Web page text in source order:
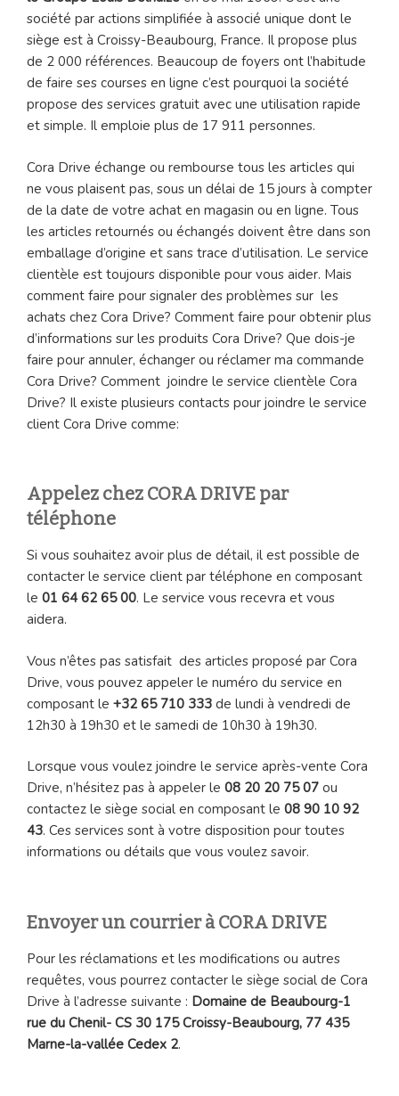
société par actions simplifiée à associé unique dont le
siège est à Croissy-Beaubourg, France. Il propose plus
de 2 000 références. Beaucoup de foyers ont l’habitude
de faire ses courses en ligne c’est pourquoi la société
propose des services gratuit avec une utilisation rapide
et simple. Il emploie plus de 17 911 personnes.
Cora Drive échange ou rembourse tous les articles qui
ne vous plaisent pas, sous un délai de 15 jours à compter
de la date de votre achat en magasin ou en ligne. Tous
les articles retournés ou échangés doivent être dans son
emballage d’origine et sans trace d’utilisation. Le service
clientèle est toujours disponible pour vous aider. Mais
comment faire pour signaler des problèmes sur les
achats chez Cora Drive? Comment faire pour obtenir plus
d’informations sur les produits Cora Drive? Que dois-je
faire pour annuler, échanger ou réclamer ma commande
Cora Drive? Comment joindre le service clientèle Cora
Drive? Il existe plusieurs contacts pour joindre le service
client Cora Drive comme:
Appelez chez CORA DRIVE par
téléphone
Si vous souhaitez avoir plus de détail, il est possible de
contacter le service client par téléphone en composant
le 01 64 62 65 00. Le service vous recevra et vous
aidera.
Vous n’êtes pas satisfait des articles proposé par Cora
Drive, vous pouvez appeler le numéro du service en
composant le +32 65 710 333 de lundi à vendredi de
12h30 à 19h30 et le samedi de 10h30 à 19h30.
Lorsque vous voulez joindre le service après-vente Cora
Drive, n’hésitez pas à appeler le 08 20 20 75 07 ou
contactez le siège social en composant le 08 90 10 92
43. Ces services sont à votre disposition pour toutes
informations ou détails que vous voulez savoir.
Envoyer un courrier à CORA DRIVE
Pour les réclamations et les modifications ou autres
requêtes, vous pourrez contacter le siège social de Cora
Drive à l’adresse suivante : Domaine de Beaubourg-1
rue du Chenil- CS 30 175 Croissy-Beaubourg, 77 435
Marne-la-vallée Cedex 2.